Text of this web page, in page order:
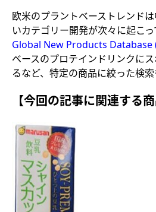
欧米のプラントベーストレンド
いカテゴリー開発が次々に起こっ
Global New Products Database
ベースのプロテインドリンクに
るなど、特定の商品に絞った検索
【今回の記事に関連する商